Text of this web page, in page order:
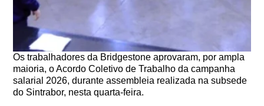
Os trabalhadores da Bridgestone aprovaram, por ampla
maioria, o Acordo Coletivo de Trabalho da campanha
salarial 2026, durante assembleia realizada na subsede
do Sintrabor, nesta quarta-feira.